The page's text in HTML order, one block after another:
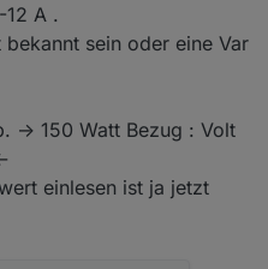
A .
sein oder eine Var
-> 150 Watt Bezug : Volt
einlesen ist ja jetzt